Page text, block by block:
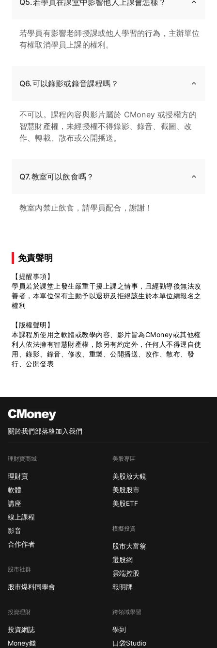
Q5.若學員在課堂中影響他人上課會怎樣？
若學員有影響老師授課或他人學習的行為，主辦單位
有權取消學員上課的權利。
Q6.可以錄影或錄音課程嗎？
不可以。課程內容與影片屬於 CMoney 或授權方的
智慧財產權，未經授權不得錄影、錄音、截圖、改
作、轉載、散布或公開播送。
Q7.教室可以飲食嗎？
教室內禁止飲食，請學員配合，謝謝！
免責聲明
【提醒事項】
學員若於課堂上發生嚴重干擾上課之情事，且經勸導後無法改
善者，本單位保有主動予以退班及拒絕該生於本單位續報名之
權利
【版權聲明】
本課程所使用之軟體或教學內容、影片皆為CMoney或其他權
利人依法擁有智慧財產權，除另有約定外，任何人不得逕自使
用、錄影、錄音、修改、重製、公開播送、改作、散布、發
行、公開發表
關於我們部落格加入我們
理財寶商城
理財寶
軟體
講座
線上課程
影音
合作作者
股市社群
股市爆料同學會
投資理財
投資網誌
Money錢
美股專區
美股放大鏡
美股股市
美股ETF
模擬投資
股市大富翁
選股網
雲端控股
報明牌
跨領域學習
學到
口袋Studio